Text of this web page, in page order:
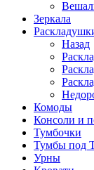
Зеркала
Назад
Комоды
Консоли и
Тумбочки
Тумбы под
Урны